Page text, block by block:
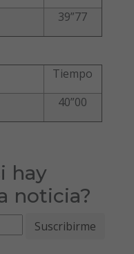
39”77
Tiempo
40”00
hay
noticia?